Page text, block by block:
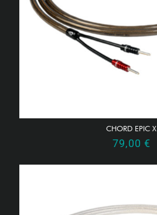
CHORD EPIC X
79,00 €